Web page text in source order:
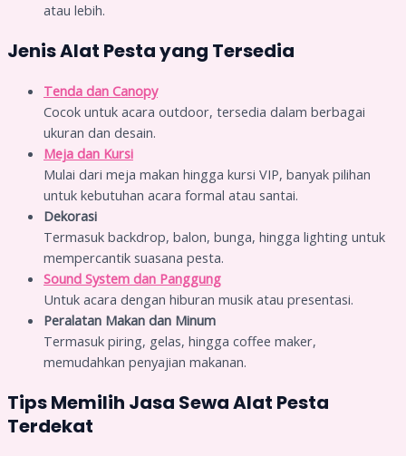
atau lebih.
Jenis Alat Pesta yang Tersedia
Tenda dan Canopy
Cocok untuk acara outdoor, tersedia dalam berbagai
ukuran dan desain.
Meja dan Kursi
Mulai dari meja makan hingga kursi VIP, banyak pilihan
untuk kebutuhan acara formal atau santai.
Dekorasi
Termasuk backdrop, balon, bunga, hingga lighting untuk
mempercantik suasana pesta.
Sound System dan Panggung
Untuk acara dengan hiburan musik atau presentasi.
Peralatan Makan dan Minum
Termasuk piring, gelas, hingga coffee maker,
memudahkan penyajian makanan.
Tips Memilih Jasa Sewa Alat Pesta
Terdekat